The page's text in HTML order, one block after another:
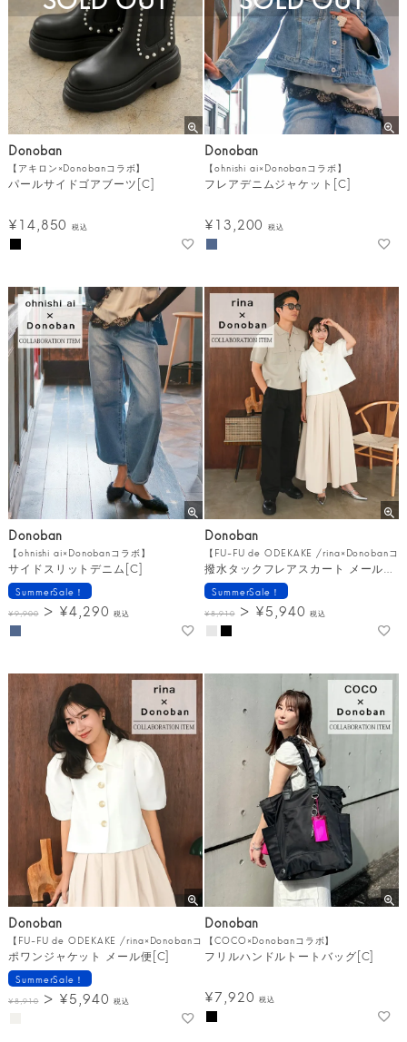
Donoban
【アキロン×Donobanコラボ】
パールサイドゴアブーツ[C]
¥14,850 税込
Donoban
【ohnishi ai×Donobanコラボ】
フレアデニムジャケット[C]
¥13,200 税込
Donoban
【ohnishi ai×Donobanコラボ】
サイドスリットデニム[C]
SummerSale！
¥9,900 ¥4,290 税込
Donoban
【FU-FU de ODEKAKE /rina×Donobanコ
撥水タックフレアスカート メール便[C]
SummerSale！
¥8,910 ¥5,940 税込
Donoban
【FU-FU de ODEKAKE /rina×Donobanコラボ】
ポワンジャケット メール便[C]
SummerSale！
¥8,910 ¥5,940 税込
Donoban
【COCO×Donobanコラボ】
フリルハンドルトートバッグ[C]
¥7,920 税込